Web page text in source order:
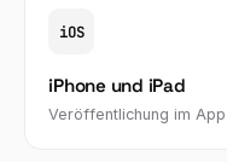
iOS
iPhone und iPad
Veröffentlichung im